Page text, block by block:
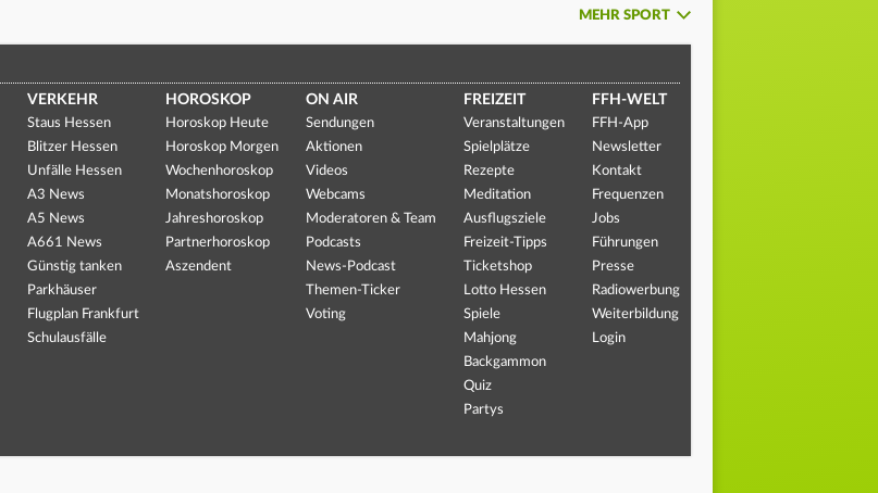
MEHR SPORT
VERKEHR
Staus Hessen
Blitzer Hessen
Unfälle Hessen
A3 News
A5 News
A661 News
Günstig tanken
Parkhäuser
Flugplan Frankfurt
Schulausfälle
HOROSKOP
Horoskop Heute
Horoskop Morgen
Wochenhoroskop
Monatshoroskop
Jahreshoroskop
Partnerhoroskop
Aszendent
ON AIR
Sendungen
Aktionen
Videos
Webcams
Moderatoren & Team
Podcasts
News-Podcast
Themen-Ticker
Voting
FREIZEIT
Veranstaltungen
Spielplätze
Rezepte
Meditation
Ausflugsziele
Freizeit-Tipps
Ticketshop
Lotto Hessen
Spiele
Mahjong
Backgammon
Quiz
Partys
FFH-WELT
FFH-App
Newsletter
Kontakt
Frequenzen
Jobs
Führungen
Presse
Radiowerbung
Weiterbildung
Login